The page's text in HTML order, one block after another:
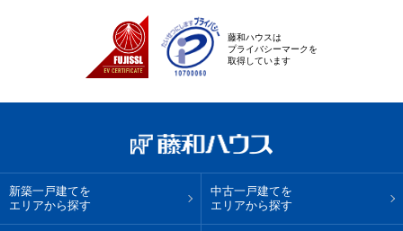
藤和ハウスは
プライバシーマークを
取得しています
新築一戸建てを
エリアから探す
中古一戸建てを
エリアから探す